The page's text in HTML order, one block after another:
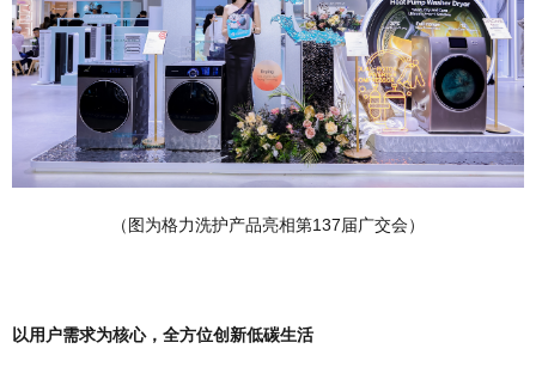
（图为格力洗护产品亮相第137届广交会）
以用户需求为核心，全方位创新低碳生活